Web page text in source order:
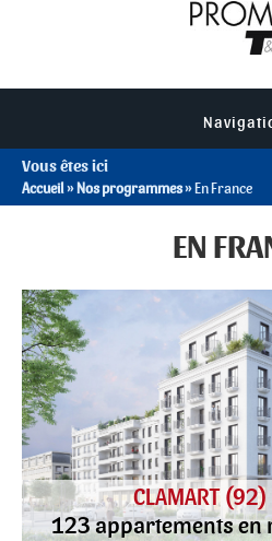
Vous êtes ici
Accueil»Nos programmes» En France
EN
CLAMART (92)
123 appartements en